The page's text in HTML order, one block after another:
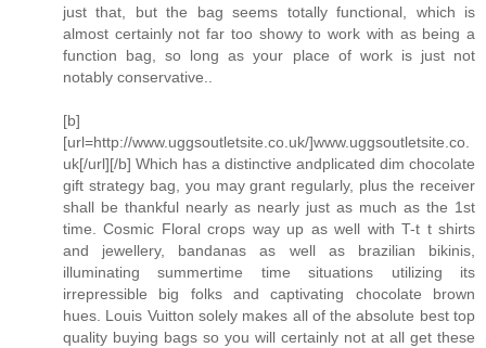
just that, but the bag seems totally functional, which is
almost certainly not far too showy to work with as being a
function bag, so long as your place of work is just not
notably conservative..
[b]
[url=http://www.uggsoutletsite.co.uk/]www.uggsoutletsite.co.
uk[/url][/b] Which has a distinctive andplicated dim chocolate
gift strategy bag, you may grant regularly, plus the receiver
shall be thankful nearly as nearly just as much as the 1st
time. Cosmic Floral crops way up as well with T-t t shirts
and jewellery, bandanas as well as brazilian bikinis,
illuminating summertime time situations utilizing its
irrepressible big folks and captivating chocolate brown
hues. Louis Vuitton solely makes all of the absolute best top
quality buying bags so you will certainly not at all get these